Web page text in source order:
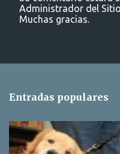
u
b
a
n
o
m
e
n
Administrador del
Muchas gracias.
Entradas populares